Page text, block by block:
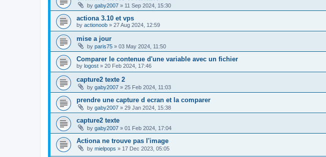
by gaby2007 » 11 Sep 2024, 15:30
actiona 3.10 et vps
by actionoob » 27 Aug 2024, 12:59
mise a jour
by paris75 » 03 May 2024, 11:50
Comparer le contenue d'une variable avec un fichier
by logost » 20 Feb 2024, 17:46
capture2 texte 2
by gaby2007 » 25 Feb 2024, 11:03
prendre une capture d ecran et la comparer
by gaby2007 » 29 Jan 2024, 15:38
capture2 texte
by gaby2007 » 01 Feb 2024, 17:04
Actiona ne trouve pas l'image
by mielpops » 17 Dec 2023, 05:05